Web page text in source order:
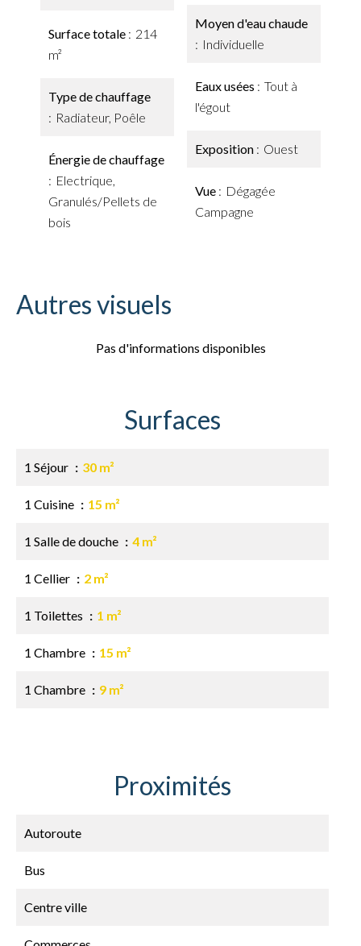
Surface totale
214
m²
Type de chauffage
Radiateur, Poêle
Énergie de chauffage
Electrique,
Granulés/Pellets de
bois
Moyen d'eau chaude
Individuelle
Eaux usées
Tout à
l'égout
Exposition Ouest
Vue
Dégagée
Campagne
Autres visuels
Pas d'informations disponibles
Surfaces
1 Séjour 30 m²
1 Cuisine 15 m²
1 Salle de douche 4 m²
1 Cellier 2 m²
1 Toilettes 1 m²
1 Chambre 15 m²
1 Chambre 9 m²
Proximités
Autoroute
Bus
Centre ville